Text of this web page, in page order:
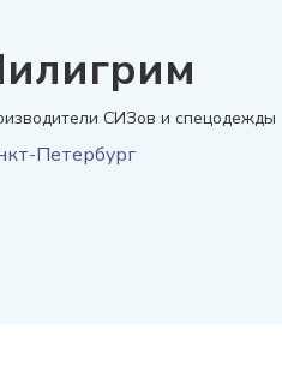
СИЗов и спецодежды
Петербург